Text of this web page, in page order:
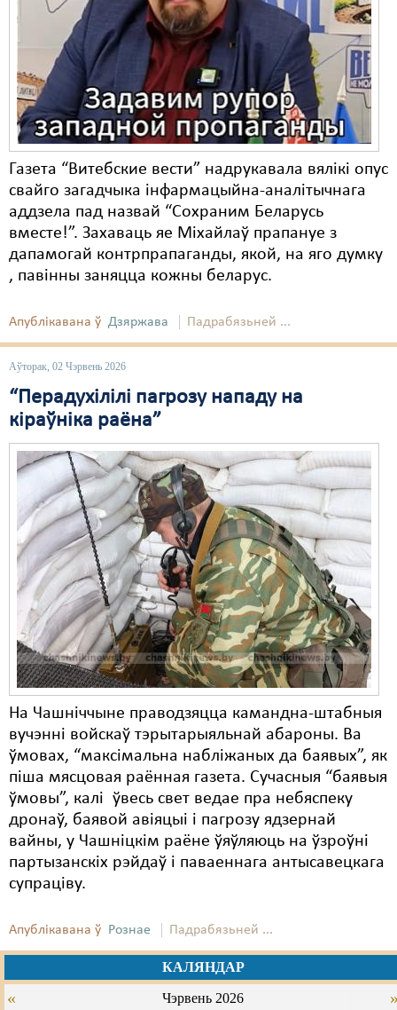
Газета “Витебские вести” надрукавала вялікі опус
свайго загадчыка інфармацыйна-аналітычнага
аддзела пад назвай “Сохраним Беларусь
вместе!”. Захаваць яе Міхайлаў прапануе з
дапамогай контрпрапаганды, якой, на яго думку
, павінны заняцца кожны беларус.
Апублікавана ў Дзяржава Падрабязьней ...
Аўторак, 02 Чэрвень 2026
“Перадухілілі пагрозу нападу на
кіраўніка раёна”
На Чашніччыне праводзяцца камандна-штабныя
вучэнні войскаў тэрытарыяльнай абароны. Ва
ўмовах, “максімальна набліжаных да баявых”, як
піша мясцовая раённая газета. Сучасныя “баявыя
ўмовы”, калі ўвесь свет ведае пра небяспеку
дронаў, баявой авіяцыі і пагрозу ядзернай
вайны, у Чашніцкім раёне ўяўляюць на ўзроўні
партызанскіх рэйдаў і паваеннага антысавецкага
супраціву.
Апублікавана ў Рознае Падрабязьней ...
КАЛЯНДАР
« Чэрвень 2026